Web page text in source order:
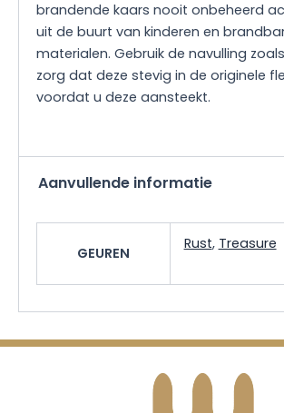
brandende kaars nooit onbeheerd
uit de buurt van kinderen en
materialen. Gebruik de navulling
zorg dat deze stevig in de originele
voordat u deze aansteekt.
Aanvullende informatie
GEUREN
Rust, Treasure